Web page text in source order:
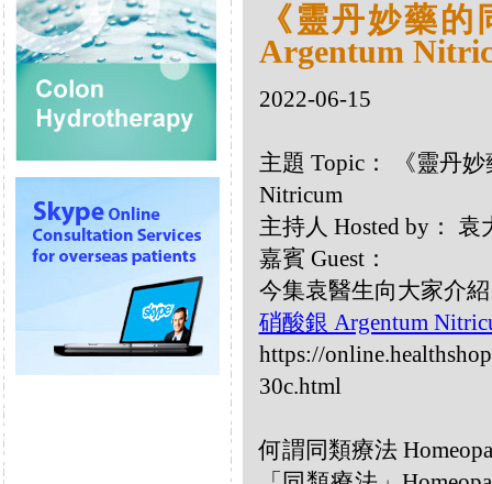
《靈丹妙藥
Argentum
2022-06-15
主題 Topic： 《靈丹
Nitricum
主持人 Hosted by：
嘉賓 Guest：
今集袁醫生向大家介
硝酸銀 Argentum
https://
30c.html
何謂同類療法